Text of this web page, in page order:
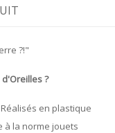
?!"
?
en plastique
à la norme jouets